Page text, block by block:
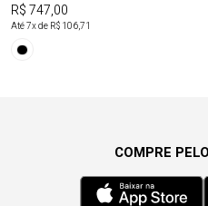
R$ 747,00
Até7x de R$ 106,71
COMPRE